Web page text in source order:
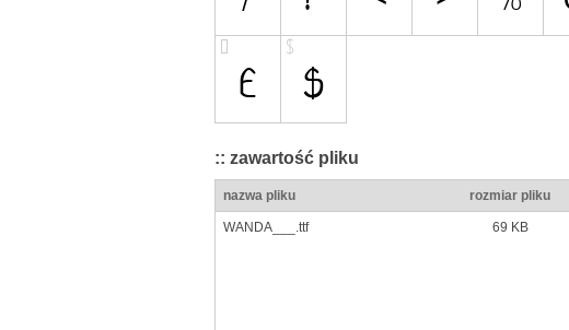
:: zawartość pliku
nazwa pliku rozmiar pliku
WANDA___.ttf 69 KB